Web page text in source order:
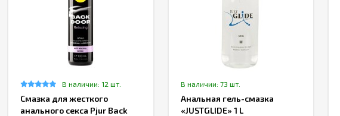
В наличии: 12 шт.
Смазка для жесткого
анального секса Pjur Back
В наличии: 73 шт.
Анальная гель-смазка
«JUSTGLIDE» 1 L